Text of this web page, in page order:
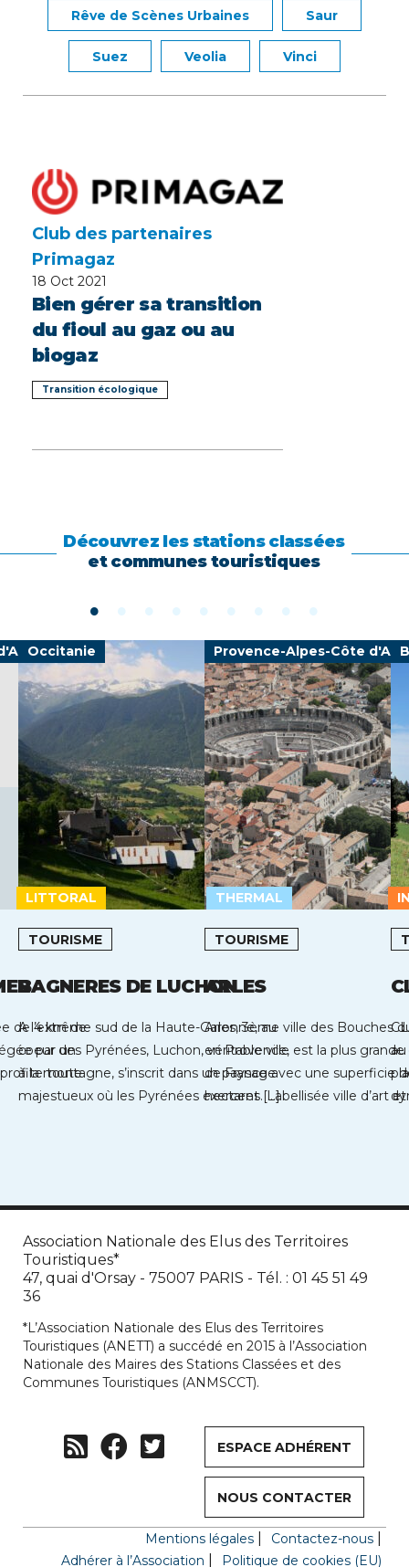
Rêve de Scènes Urbaines Saur
Suez Veolia Vinci
Club des partenaires
Primagaz
18 Oct 2021
Bien gérer sa transition
du fioul au gaz ou au
biogaz
Transition écologique
Découvrez les stations classées
et communes touristiques
LITTORAL
de 4 km de
par un
profite toute
Occitanie
THERMAL
TOURISME
BAGNERES DE LUCHON
A l’extrême sud de la Haute-Garonne, au
coeur des Pyrénées, Luchon, véritable ville
à la montagne, s’inscrit dans un paysage
majestueux où les Pyrénées exercent […]
Provence-Alpes-Côte
TOURISME
ARLES
Arles, 3ème ville des Bouches
en Provence, est la plus
de France avec une superficie
hectares. Labellisée ville d’art
au
Association Nationale des Elus des Territoires
Touristiques*
47, quai d'Orsay - 75007 PARIS - Tél. : 01 45 51 49
36
*L’Association Nationale des Elus des Territoires
Touristiques (ANETT) a succédé en 2015 à l’Association
Nationale des Maires des Stations Classées et des
Communes Touristiques (ANMSCCT).
ESPACE ADHÉRENT
NOUS CONTACTER
Mentions légales
Contactez-nous
Adhérer à l’Association
Politique de cookies (EU)